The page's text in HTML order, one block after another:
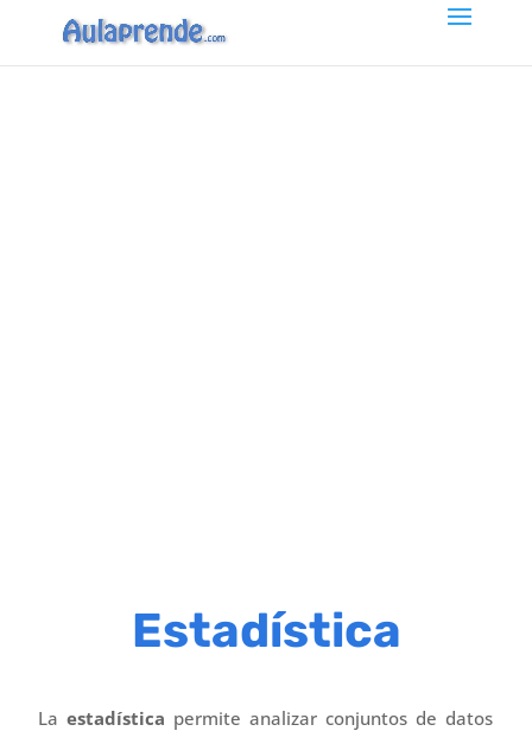
Estadística
Laestadística permite analizar conjuntos de datos